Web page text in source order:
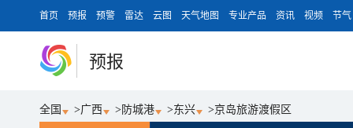
首页 预报 预警 雷达 云图 天气地图 专业产品 资讯 视频 节气
预报
全国 >广西 > 防城港 >东兴 >京岛旅游渡假区